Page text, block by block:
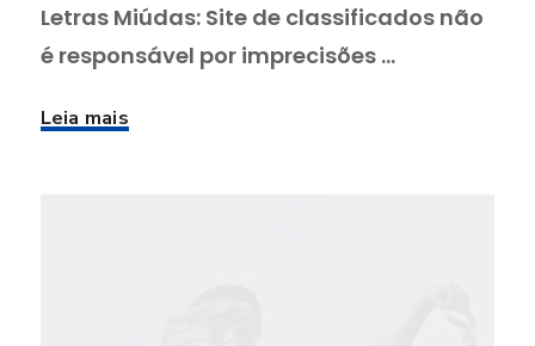
Letras Miúdas: Site de classificados não
é responsável por imprecisões ...
Leia mais